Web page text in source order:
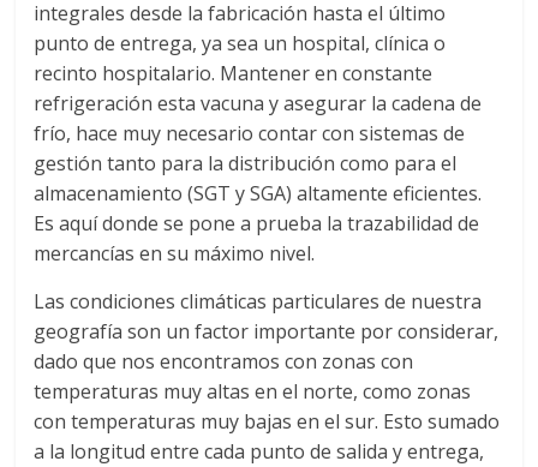
e
d
e
E
q
u
integrales desde la fabricación hasta el último
punto de entrega, ya sea un hospital, clínica o
recinto hospitalario. Mantener en constante
refrigeración esta vacuna y asegurar la cadena de
frío, hace muy necesario contar con sistemas de
gestión tanto para la distribución como para el
almacenamiento (SGT y SGA) altamente eficientes.
Es aquí donde se pone a prueba la trazabilidad de
mercancías en su máximo nivel.
Las condiciones climáticas particulares de nuestra
geografía son un factor importante por considerar,
dado que nos encontramos con zonas con
temperaturas muy altas en el norte, como zonas
con temperaturas muy bajas en el sur. Esto sumado
a la longitud entre cada punto de salida y entrega,